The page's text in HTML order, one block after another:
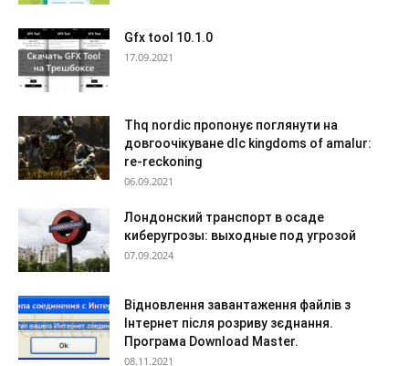
Gfx tool 10.1.0
17.09.2021
Thq nordic пропонує поглянути на
довгоочікуване dlc kingdoms of amalur:
re-reckoning
06.09.2021
Лондонский транспорт в осаде
киберугрозы: выходные под угрозой
07.09.2024
Відновлення завантаження файлів з
Інтернет після розриву зєднання.
Програма Download Master.
08.11.2021